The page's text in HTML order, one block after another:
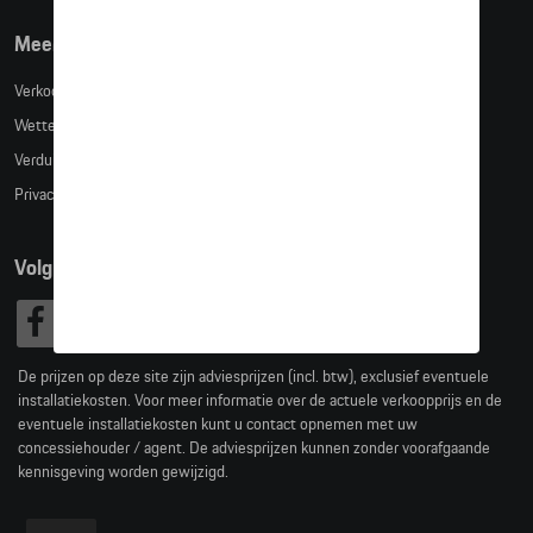
Meer info
Verkoopsvoorwaarden
Wettelijke bepalingen
Verduidelijking kledingmaten
Privacybeleid
Volg Ons
De prijzen op deze site zijn adviesprijzen (incl. btw), exclusief eventuele
installatiekosten. Voor meer informatie over de actuele verkoopprijs en de
eventuele installatiekosten kunt u contact opnemen met uw
concessiehouder / agent. De adviesprijzen kunnen zonder voorafgaande
kennisgeving worden gewijzigd.